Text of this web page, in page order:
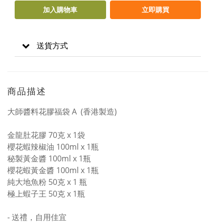
加入購物車 立即購買
送貨方式
商品描述
大師醬料花膠福袋 A (香港製造)
金龍肚花膠 70克 x 1袋
櫻花蝦辣椒油 100ml x 1瓶
秘製黃金醬 100ml x 1瓶
櫻花蝦黃金醬 100ml x 1瓶
純大地魚粉 50克 x 1 瓶
極上蝦子王 50克 x 1瓶
- 送禮，自用佳宜